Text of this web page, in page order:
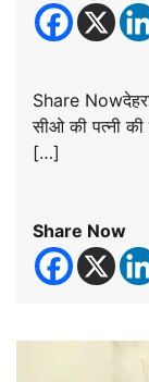
Share
सीओ की पत्नी
[…]
Share Now